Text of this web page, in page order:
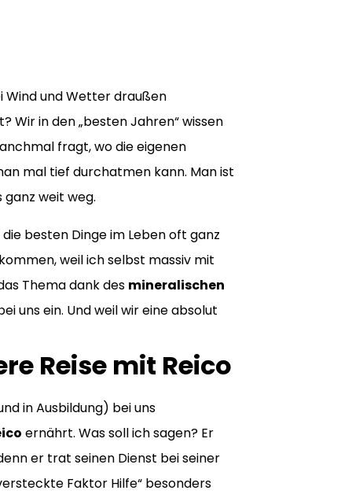
Wind und Wetter draußen
Wir in den „besten Jahren“ wissen
fragt, wo die eigenen
mal tief durchatmen kann. Man ist
weit weg.
besten Dinge im Leben oft ganz
weil ich selbst massiv mit
Thema dank des mineralischen
uns ein. Und weil wir eine absolut
Reise mit Reico
in Ausbildung) bei uns
ernährt. Was soll ich sagen? Er
er trat seinen Dienst bei seiner
Faktor Hilfe“ besonders